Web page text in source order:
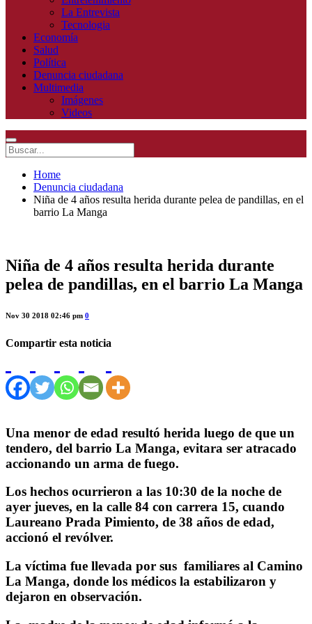
La Entrevista
Tecnologia
Economía
Salud
Política
Denuncia ciudadana
Multimedia
Imágenes
Videos
Home
Denuncia ciudadana
Niña de 4 años resulta herida durante pelea de pandillas, en el
barrio La Manga
Niña de 4 años resulta herida durante
pelea de pandillas, en el barrio La Manga
Nov 30 2018 02:46 pm 0
Compartir esta noticia
Una menor de edad resultó herida luego de que un
tendero, del barrio La Manga, evitara ser atracado
accionando un arma de fuego.
Los hechos ocurrieron a las 10:30 de la noche de
ayer jueves, en la calle 84 con carrera 15, cuando
Laureano Prada Pimiento, de 38 años de edad,
accionó el revólver.
La víctima fue llevada por sus familiares al Camino
La Manga, donde los médicos la estabilizaron y
dejaron en observación.